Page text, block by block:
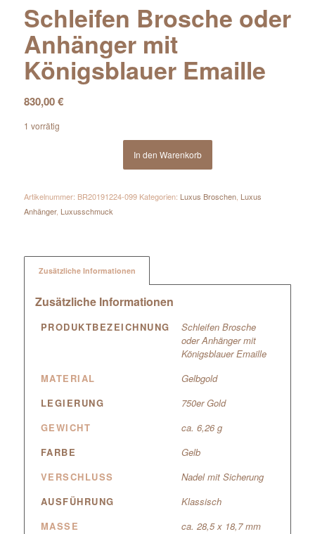
Schleifen Brosche oder
Anhänger mit
Königsblauer Emaille
830,00€
1 vorrätig
In den Warenkorb
Artikelnummer: BR20191224-099 Kategorien: Luxus Broschen, Luxus
Anhänger, Luxusschmuck
Zusätzliche Informationen
Zusätzliche Informationen
PRODUKTBEZEICHNUNG
Schleifen Brosche
oder Anhänger mit
Königsblauer Emaille
MATERIAL
Gelbgold
LEGIERUNG
750er Gold
GEWICHT
ca. 6,26 g
FARBE
Gelb
VERSCHLUSS
Nadel mit Sicherung
AUSFÜHRUNG
Klassisch
MASSE
ca. 28,5 x 18,7 mm